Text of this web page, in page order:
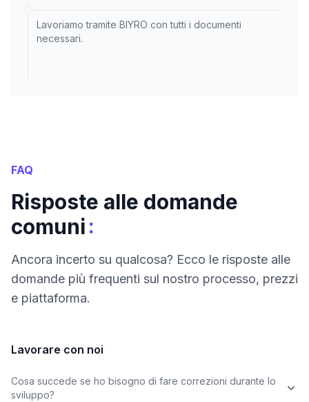
Lavoriamo tramite BIYRO con tutti i documenti
necessari.
FAQ
Risposte alle domande
comuni:
Ancora incerto su qualcosa? Ecco le risposte alle
domande più frequenti sul nostro processo, prezzi
e piattaforma.
Lavorare con noi
Cosa succede se ho bisogno di fare correzioni durante lo
sviluppo?